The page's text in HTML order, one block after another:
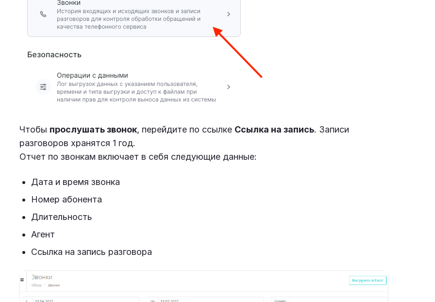
Чтобы прослушать звонок, перейдите по ссылке Ссылка на запись. Записи
разговоров хранятся 1 год.
Отчет по звонкам включает в себя следующие данные:
Дата и время звонка
Номер абонента
Длительность
Агент
Ссылка на запись разговора